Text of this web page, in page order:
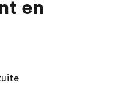
en